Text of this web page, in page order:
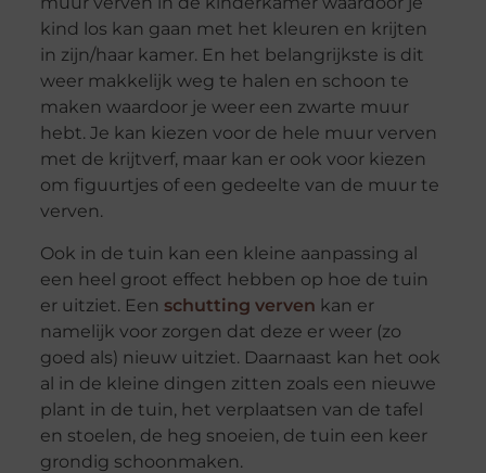
kind los kan gaan met het kleuren en krijten
in zijn/haar kamer. En het belangrijkste is dit
weer makkelijk weg te halen en schoon te
maken waardoor je weer een zwarte muur
hebt. Je kan kiezen voor de hele muur verven
met de krijtverf, maar kan er ook voor kiezen
om figuurtjes of een gedeelte van de muur te
verven.
Ook in de tuin kan een kleine aanpassing al
een heel groot effect hebben op hoe de tuin
er uitziet. Een schutting verven kan er
namelijk voor zorgen dat deze er weer (zo
goed als) nieuw uitziet. Daarnaast kan het ook
al in de kleine dingen zitten zoals een nieuwe
plant in de tuin, het verplaatsen van de tafel
en stoelen, de heg snoeien, de tuin een keer
grondig schoonmaken.